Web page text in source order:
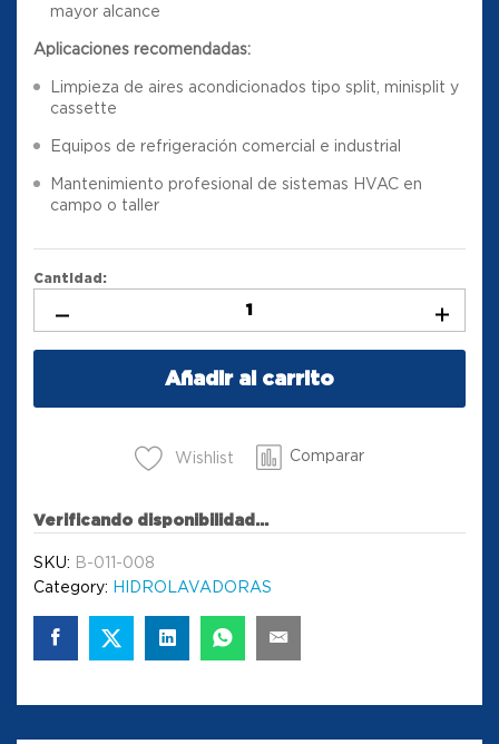
mayor alcance
Aplicaciones recomendadas:
Limpieza de aires acondicionados tipo split, minisplit y
cassette
Equipos de refrigeración comercial e industrial
Mantenimiento profesional de sistemas HVAC en
campo o taller
Cantidad:
Añadir al carrito
Wishlist Comparar
Verificando disponibilidad...
SKU: B-011-008
Category: HIDROLAVADORAS